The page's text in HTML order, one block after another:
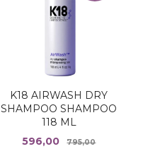
K18 AIRWASH DRY
SHAMPOO SHAMPOO
118 ML
Tilbud
596,00 795,00Rabatt